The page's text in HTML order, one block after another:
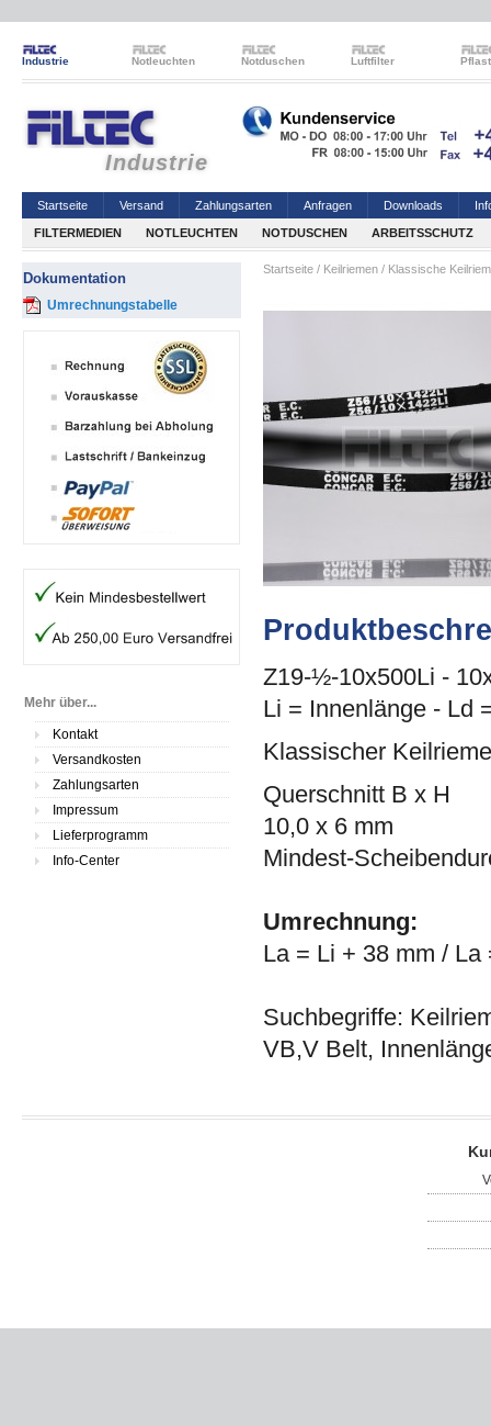
Industrie Notleuchten Notduschen Luftfilter
Industrie
Startseite Versand Zahlungsarten Anfragen Downloads
FILTERMEDIEN NOTLEUCHTEN NOTDUSCHEN ARBEITSSCHUTZ
Dokumentation
Umrechnungstabelle
Mehr über...
Kontakt
Versandkosten
Zahlungsarten
Impressum
Lieferprogramm
Info-Center
Startseite / Keilriemen / Klassische
Z19-½-10x500Li -
Li = Innenlänge - Ld
Klassischer
Querschnitt B x H
10,0 x 6 mm
Mindest-
Umrechnung:
La = Li + 38 mm /
Suchbegriffe:
VB,V Belt,